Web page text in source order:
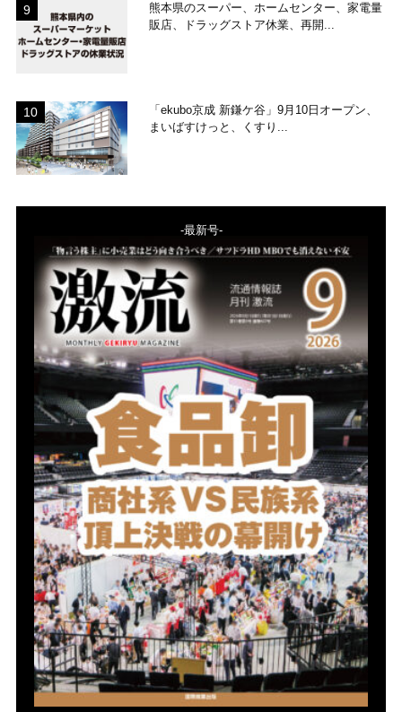
熊本県のスーパー、ホームセンター、家電量
販店、ドラッグストア休業、再開...
「ekubo京成 新鎌ケ谷」9月10日オープン、
まいばすけっと、くすり...
-最新号-